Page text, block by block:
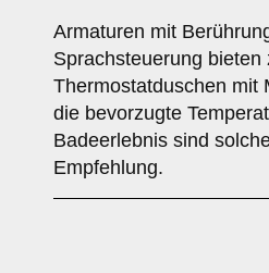
Armaturen mit
Sprachsteuerung
Thermostatduschen mit
die bevorzugte
Badeerlebnis sind
Empfehlung.